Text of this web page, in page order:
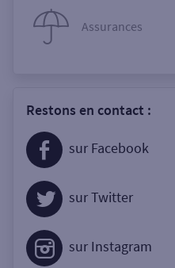
Assurances
Restons en contact :
sur Facebook
sur Twitter
sur Instagram